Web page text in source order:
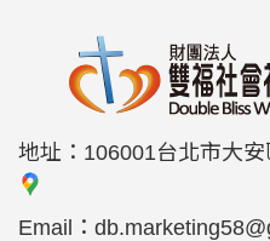
地址： 106001台北市大
Email：